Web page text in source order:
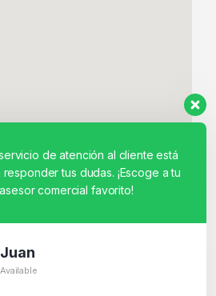
RESERVADOS - TECNIT TU TIENDA
TECNOLÓGICA.
de atención al cliente está
tus dudas. ¡Escoge a tu
asesor comercial favorito!
Juan
Available